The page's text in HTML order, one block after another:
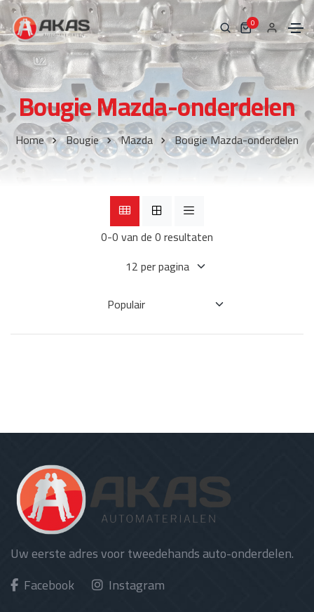
0
Bougie Mazda-onderdelen
Home Bougie Mazda Bougie Mazda-onderdelen
0-0 van de 0 resultaten
Uw eerste adres voor tweedehands auto-onderdelen.
Facebook
Instagram